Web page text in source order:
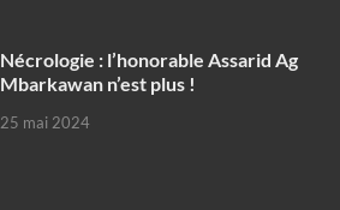
Nécrologie : l’honorable Assarid Ag
Mbarkawan n’est plus !
25 mai 2024